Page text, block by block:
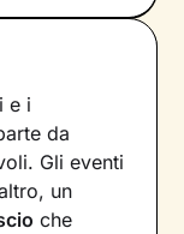
e i
da
Gli eventi
un
che